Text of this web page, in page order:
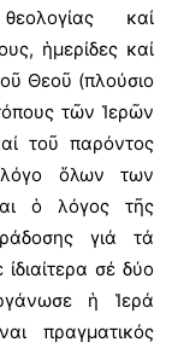
καί
ἡμερίδες καί
Θεοῦ (πλούσιο
τῶν Ἱερῶν
τοῦ παρόντος
λόγο ὅλων των
ὁ λόγος τῆς
γιά τά
σέ δύο
ἡ Ἱερά
πραγματικός